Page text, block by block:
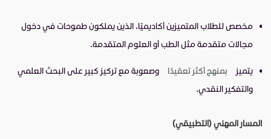
مخصص للطلاب المتميزين أكاديميًا، الذين يملكون طموحات في دخول
مجالات متقدمة مثل الطب أو العلوم المتقدمة.
يتميز بمنهج أكثر تعقيدًا
وصعوبة مع تركيز كبير على البحث العلمي
والتفكير النقدي.
المسار المهني (التطبيقي)